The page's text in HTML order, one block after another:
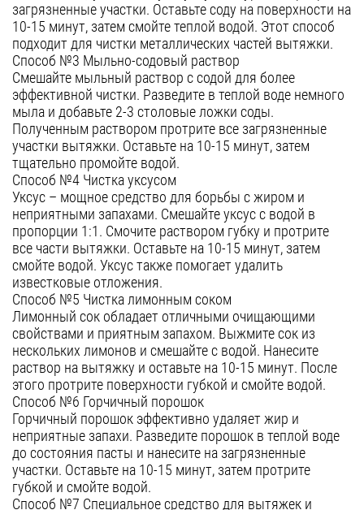
загрязненные участки. Оставьте соду на поверхности на
10-15 минут, затем смойте теплой водой. Этот способ
подходит для чистки металлических частей вытяжки.
Способ №3 Мыльно-содовый раствор
Смешайте мыльный раствор с содой для более
эффективной чистки. Разведите в теплой воде немного
мыла и добавьте 2-3 столовые ложки соды.
Полученным раствором протрите все загрязненные
участки вытяжки. Оставьте на 10-15 минут, затем
тщательно промойте водой.
Способ №4 Чистка уксусом
Уксус – мощное средство для борьбы с жиром и
неприятными запахами. Смешайте уксус с водой в
пропорции 1:1. Смочите раствором губку и протрите
все части вытяжки. Оставьте на 10-15 минут, затем
смойте водой. Уксус также помогает удалить
известковые отложения.
Способ №5 Чистка лимонным соком
Лимонный сок обладает отличными очищающими
свойствами и приятным запахом. Выжмите сок из
нескольких лимонов и смешайте с водой. Нанесите
раствор на вытяжку и оставьте на 10-15 минут. После
этого протрите поверхности губкой и смойте водой.
Способ №6 Горчичный порошок
Горчичный порошок эффективно удаляет жир и
неприятные запахи. Разведите порошок в теплой воде
до состояния пасты и нанесите на загрязненные
участки. Оставьте на 10-15 минут, затем протрите
губкой и смойте водой.
Способ №7 Специальное средство для вытяжек и